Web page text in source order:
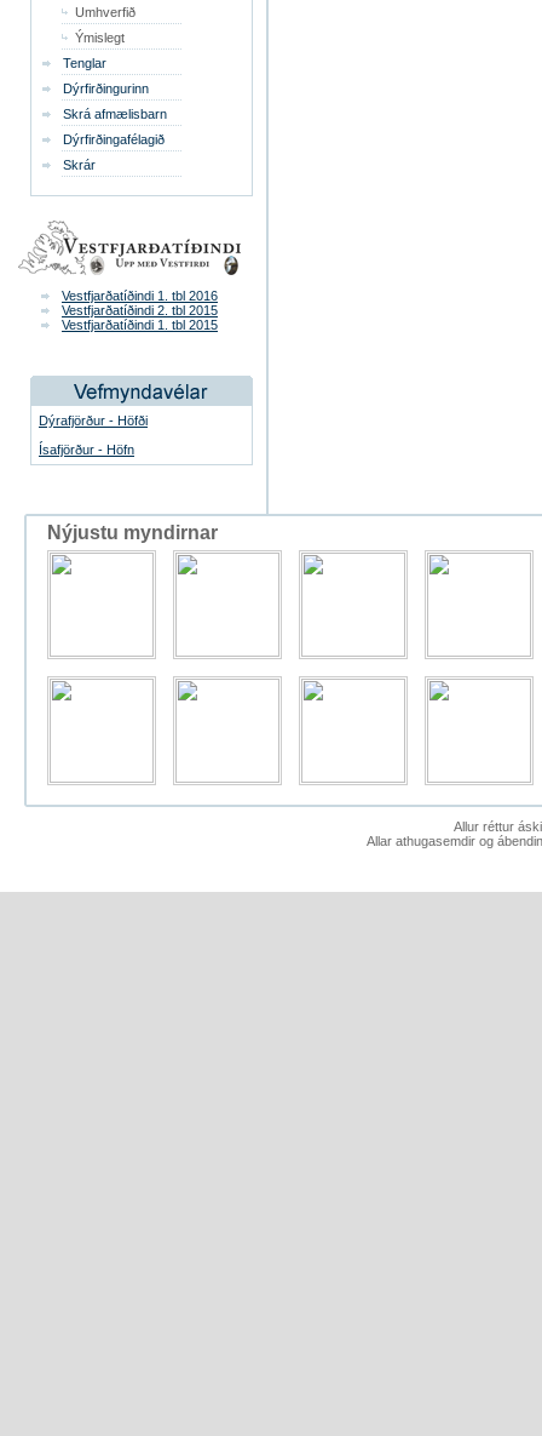
Umhverfið
Ýmislegt
Tenglar
Dýrfirðingurinn
Skrá afmælisbarn
Dýrfirðingafélagið
Skrár
Vestfjarðatíðindi 1. tbl 2016
Vestfjarðatíðindi 2. tbl 2015
Vestfjarðatíðindi 1. tbl 2015
Dýrafjörður - Höfði
Ísafjörður - Höfn
Nýjustu myndirnar
Allur réttur
Allar athugasemdir og